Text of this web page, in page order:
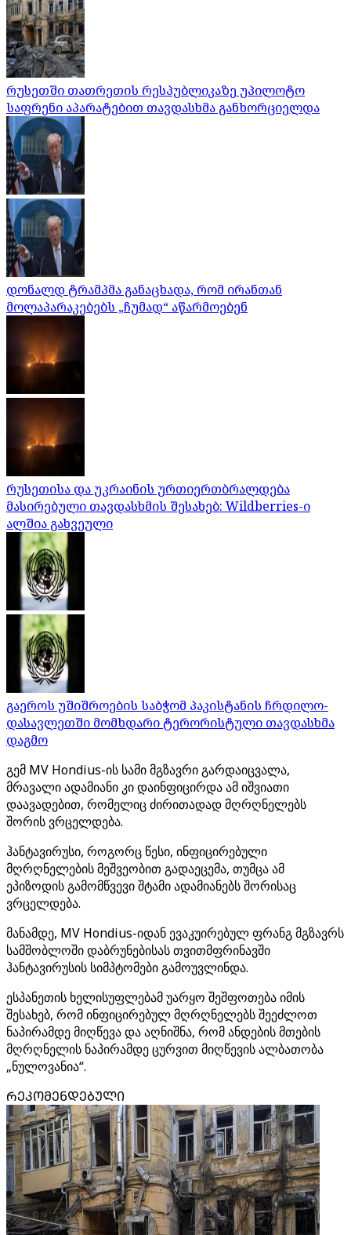
რუსეთში თათრეთის რესპუბლიკაზე უპილოტო
საფრენი აპარატებით თავდასხმა განხორციელდა
დონალდ ტრამპმა განაცხადა, რომ ირანთან
მოლაპარაკებებს „ჩუმად“ აწარმოებენ
რუსეთისა და უკრაინის ურთიერთბრალდება
მასირებული თავდასხმის შესახებ: Wildberries-ი
ალშია გახვეული
გაეროს უშიშროების საბჭომ პაკისტანის ჩრდილო-
დასავლეთში მომხდარი ტერორისტული თავდასხმა
დაგმო
გემ MV Hondius-ის სამი მგზავრი გარდაიცვალა,
მრავალი ადამიანი კი დაინფიცირდა ამ იშვიათი
დაავადებით, რომელიც ძირითადად მღრღნელებს
შორის ვრცელდება.
ჰანტავირუსი, როგორც წესი, ინფიცირებული
მღრღნელების მეშვეობით გადაეცემა, თუმცა ამ
ეპიზოდის გამომწვევი შტამი ადამიანებს შორისაც
ვრცელდება.
მანამდე, MV Hondius-იდან ევაკუირებულ ფრანგ მგზავრს
სამშობლოში დაბრუნებისას თვითმფრინავში
ჰანტავირუსის სიმპტომები გამოუვლინდა.
ესპანეთის ხელისუფლებამ უარყო შეშფოთება იმის
შესახებ, რომ ინფიცირებულ მღრღნელებს შეეძლოთ
ნაპირამდე მიღწევა და აღნიშნა, რომ ანდების მთების
მღრღნელის ნაპირამდე ცურვით მიღწევის ალბათობა
„ნულოვანია“.
ᲠᲔᲙᲝᲛᲔᲜᲓᲔᲑᲣᲚᲘ